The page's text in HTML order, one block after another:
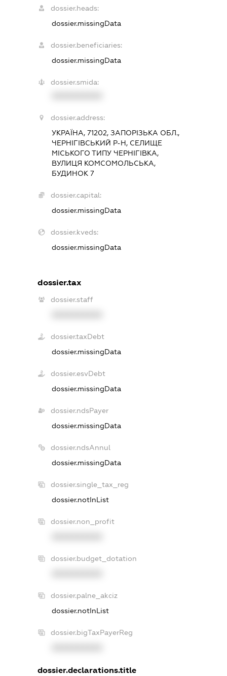
dossier.heads:
dossier.missingData
dossier.beneficiaries:
dossier.missingData
dossier.smida:
dossier.address:
УКРАЇНА, 71202, ЗАПОРІЗЬКА ОБЛ.,
ЧЕРНІГІВСЬКИЙ Р-Н, СЕЛИЩЕ
МІСЬКОГО ТИПУ ЧЕРНІГІВКА,
ВУЛИЦЯ КОМСОМОЛЬСЬКА,
БУДИНОК 7
dossier.capital:
dossier.missingData
dossier.kveds:
dossier.missingData
dossier.tax
dossier.staff
dossier.taxDebt
dossier.missingData
dossier.esvDebt
dossier.missingData
dossier.ndsPayer
dossier.missingData
dossier.ndsAnnul
dossier.missingData
dossier.single_tax_reg
dossier.notInList
dossier.non_profit
dossier.budget_dotation
dossier.palne_akciz
dossier.notInList
dossier.bigTaxPayerReg
dossier.declarations.title